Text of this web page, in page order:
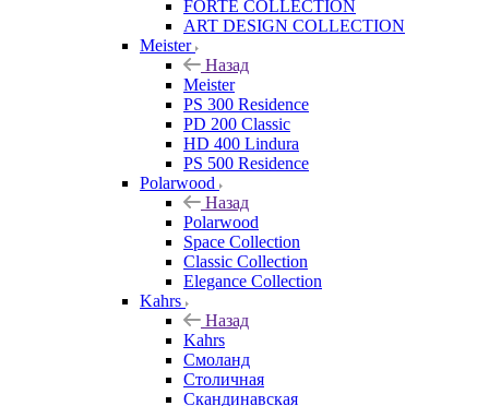
FORTE COLLECTION
ART DESIGN COLLECTION
Meister
Назад
Meister
PS 300 Residence
PD 200 Classic
HD 400 Lindura
PS 500 Residence
Polarwood
Назад
Polarwood
Space Collection
Classic Collection
Elegance Collection
Kahrs
Назад
Kahrs
Смоланд
Столичная
Скандинавская